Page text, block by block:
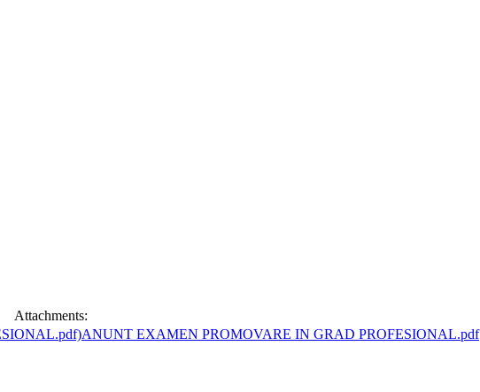
Attachments:
ANUNT EXAMEN PROMOVARE IN GRAD PROFESIONAL.pdf